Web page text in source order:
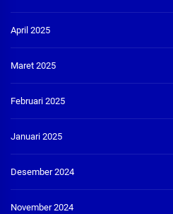
April 2025
Maret 2025
Februari 2025
Januari 2025
Desember 2024
November 2024